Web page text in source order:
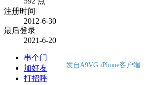
注册时间
2012-6-30
最后登录
2021-6-20
串个门
加好友
打招呼
发自A9VG iPhone客户端